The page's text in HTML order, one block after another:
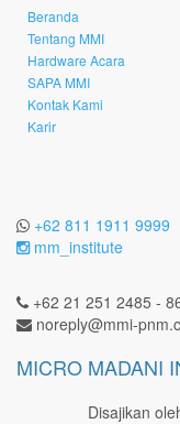
Beranda
Tentang MMI
Hardware Acara
SAPA MMI
Kontak Kami
Karir
+62 811 1911 9999
mm_institute
+62 21 251 2485 -
noreply@mmi-
MICRO MADANI
Disajikan